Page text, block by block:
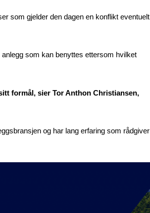
som gjelder den dagen en konflikt eventuelt
som kan benyttes ettersom hvilket
formål, sier Tor Anthon Christiansen,
og har lang erfaring som rådgiver